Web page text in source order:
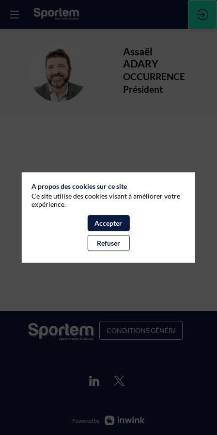
AA
Assaël
ADARY
OCCURRENCE
Président
CONDITIONS GÉNÉRALES DE
Powered by
A propos des cookies sur ce site
Ce site utilise des cookies visant à améliorer votre
expérience.
Accepter
Refuser